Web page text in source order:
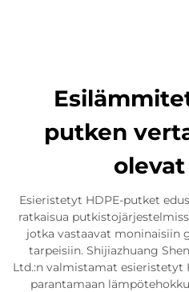
putken
Esieristetyt HDPE-putket
ratkaisua
jotka vastaavat moninaisiin
tarpeisiin. Shijiazhuang
Ltd.:n valmistamat
parantamaan